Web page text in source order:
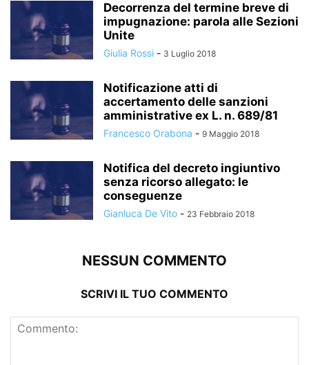
Decorrenza del termine breve di
impugnazione: parola alle Sezioni
Unite
Giulia Rossi - 3 Luglio 2018
Notificazione atti di
accertamento delle sanzioni
amministrative ex L. n. 689/81
Francesco Orabona - 9 Maggio 2018
Notifica del decreto ingiuntivo
senza ricorso allegato: le
conseguenze
Gianluca De Vito - 23 Febbraio 2018
NESSUN COMMENTO
SCRIVI IL TUO COMMENTO